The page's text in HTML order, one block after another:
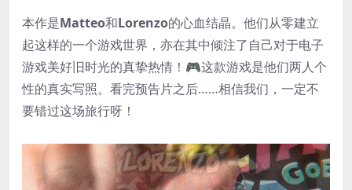
本作是Matteo和Lorenzo的心血结晶。他们从零建立
起这样的一个游戏世界，亦在其中倾注了自己对于电子
游戏美好旧时光的真挚热情！🎮这款游戏是他们两人个
性的真实写照。看完预告片之后……相信我们，一定不
要错过这场旅行呀！